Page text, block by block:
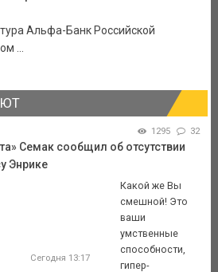
Альфа-Банк Российской
...
1295 32
Семак сообщил об отсутствии
Энрике
Сегодня 13:17
Какой же Вы
смешной! Это
ваши
умственные
способности,
гипер-